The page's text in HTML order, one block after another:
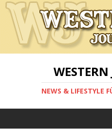
NEWS & LIFESTYLE